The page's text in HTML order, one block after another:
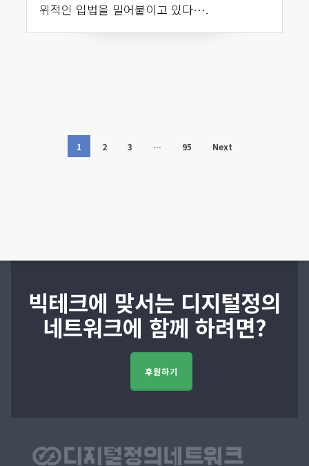
위적인 입법을 밀어붙이고 있다….
1 2 3 … 95 Next
빅테크에 맞서는 디지털정의
네트워크에 함께 하려면?
후원하기